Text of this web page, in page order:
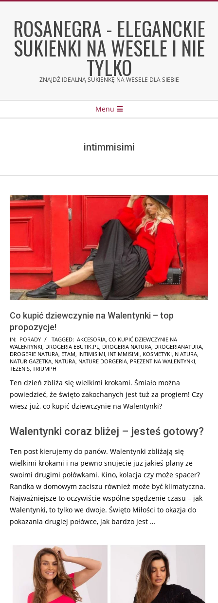
contentROSANEGRA - ELEGANCKIE
SUKIENKI NA WESELE I NIE
TYLKO
ZNAJDŹ IDEALNĄ SUKIENKĘ NA WESELE DLA SIEBIE
Menu
intimmisimi
Co kupić dziewczynie na Walentynki – top
propozycje!
2025-
02-
01
IN: PORADY TAGGED: AKCESORIA CO KUPIĆ DZIEWCZYNIE NA
WALENTYNKI DROGERIA EBUTIK.PL DROGERIA NATURA DROGERIANATURA
DROGERIE NATURA ETAM INTIMISIMI INTIMMISIMI KOSMETYKI N ATURA
NATUR GAZETKA NATURA NATURE DORGERIA PREZENT NA WALENTYNKI
TEZENIS TRIUMPH
Ten dzień zbliża się wielkimi krokami. Śmiało można
powiedzieć, że święto zakochanych jest tuż za progiem! Czy
wiesz już, co kupić dziewczynie na Walentynki?
Walentynki coraz bliżej – jesteś gotowy?
Ten post kierujemy do panów. Walentynki zbliżają się
wielkimi krokami i na pewno snujecie juz jakieś plany ze
swoimi drugimi połówkami. Kino, kolacja czy może spacer?
Randka w domowym zaciszu również może być klimatyczna.
Najważniejsze to oczywiście wspólne spędzenie czasu – jak
Walentynki, to tylko we dwoje. Święto Miłości to okazja do
pokazania drugiej połówce, jak bardzo jest …